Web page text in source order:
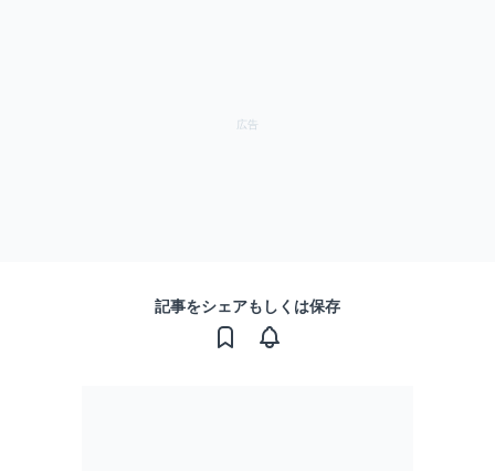
記事をシェアもしくは保存